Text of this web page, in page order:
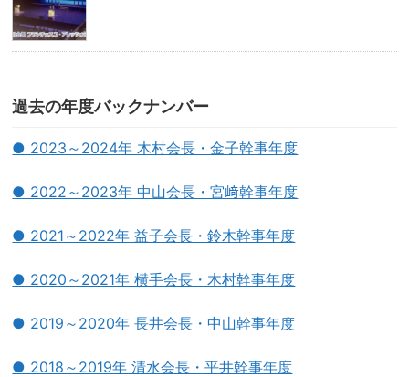
過去の年度バックナンバー
● 2023～2024年 木村会長・金子幹事年度
● 2022～2023年 中山会長・宮﨑幹事年度
● 2021～2022年 益子会長・鈴木幹事年度
● 2020～2021年 横手会長・木村幹事年度
● 2019～2020年 長井会長・中山幹事年度
● 2018～2019年 清水会長・平井幹事年度